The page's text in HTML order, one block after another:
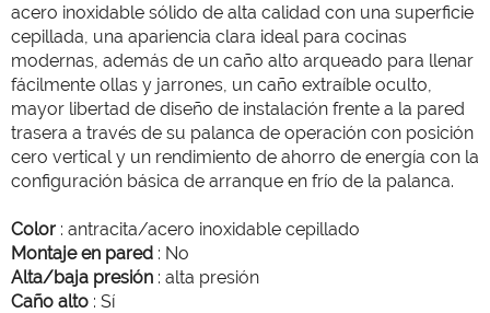
acero inoxidable sólido de alta calidad con una superficie
cepillada, una apariencia clara ideal para cocinas
modernas, además de un caño alto arqueado para llenar
fácilmente ollas y jarrones, un caño extraíble oculto,
mayor libertad de diseño de instalación frente a la pared
trasera a través de su palanca de operación con posición
cero vertical y un rendimiento de ahorro de energía con la
configuración básica de arranque en frío de la palanca.
Color : antracita/acero inoxidable cepillado
Montaje en pared : No
Alta/baja presión : alta presión
Caño alto : Sí